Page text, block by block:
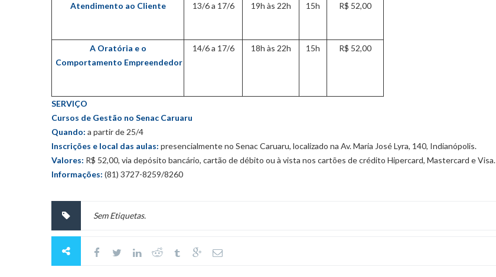
Atendimento ao Cliente 13/6 a 17/6 19h às 22h 15h R$ 52,00
A Oratória e o
Comportamento Empreendedor
14/6 a 17/6 18h às 22h 15h R$ 52,00
SERVIÇO
Cursos de Gestão no Senac Caruaru
Quando: a partir de 25/4
Inscrições e local das aulas: presencialmente no Senac Caruaru, localizado na Av. Maria José Lyra, 140, Indianópolis.
Valores: R$ 52,00, via depósito bancário, cartão de débito ou à vista nos cartões de crédito Hipercard, Mastercard e Visa.
Informações: (81) 3727-8259/8260
Sem Etiquetas.